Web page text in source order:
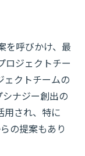
を呼びかけ、最
ロジェクトチー
ェクトチームの
ナジー創出の
用され、特に
の提案もあり